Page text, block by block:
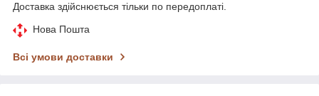
Доставка здійснюється тільки по передоплаті.
Нова Пошта
Всі умови доставки